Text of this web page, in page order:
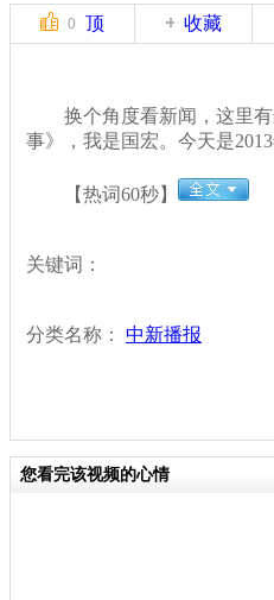
0 顶 收藏
换个角度看新闻，这里有
事》，我是国宏。今天是
【热词60秒】
关键词：
分类名称： 中新播报
您看完该视频的心情